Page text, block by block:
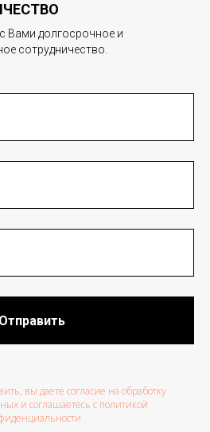
Вами долгосрочное и
сотрудничество.
Отправить
вы даете согласие на обработку
и соглашаетесь c политикой